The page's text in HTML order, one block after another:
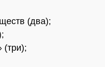
(два);
(три);